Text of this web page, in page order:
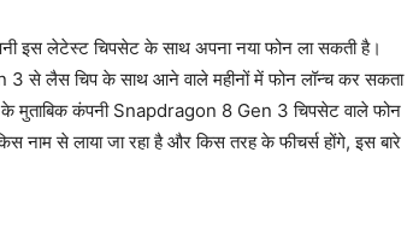
इस लेटेस्ट चिपसेट के साथ अपना नया फोन ला सकती है।
3 से लैस चिप के साथ आने वाले महीनों में फोन लॉन्च कर सकता
के मुताबिक कंपनी Snapdragon 8 Gen 3 चिपसेट वाले फोन
नाम से लाया जा रहा है और किस तरह के फीचर्स होंगे, इस बारे